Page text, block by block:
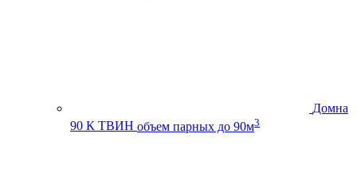
Домна
90 К ТВИН объем парных до 90м3